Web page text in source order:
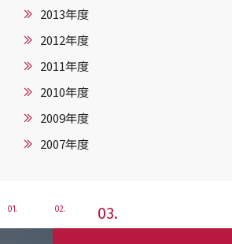
2013年度
2012年度
2011年度
2010年度
2009年度
2007年度
1 2 3